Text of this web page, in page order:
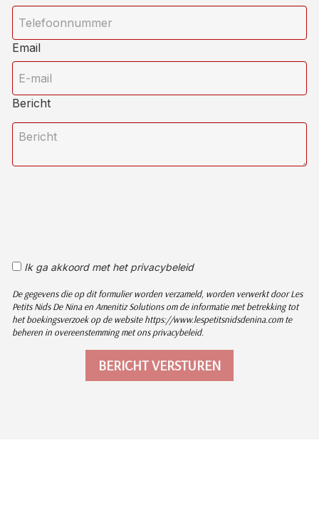
Email
Bericht
Ik ga akkoord met het privacybeleid
De gegevens die op dit formulier worden verzameld, worden verwerkt door Les
Petits Nids De Nina en Amenitiz Solutions om de informatie met betrekking tot
het boekingsverzoek op de website https://www.lespetitsnidsdenina.com te
beheren in overeenstemming met ons privacybeleid.